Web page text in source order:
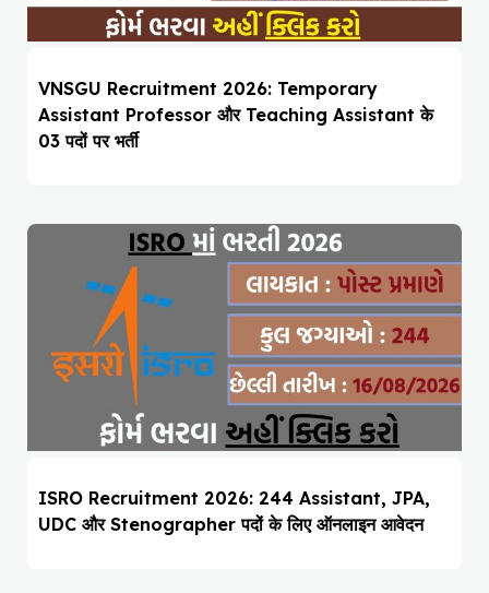
VNSGU Recruitment 2026: Temporary
Assistant Professor और Teaching Assistant के
03 पदों पर भर्ती
ISRO Recruitment 2026: 244 Assistant, JPA,
UDC और Stenographer पदों के लिए ऑनलाइन आवेदन